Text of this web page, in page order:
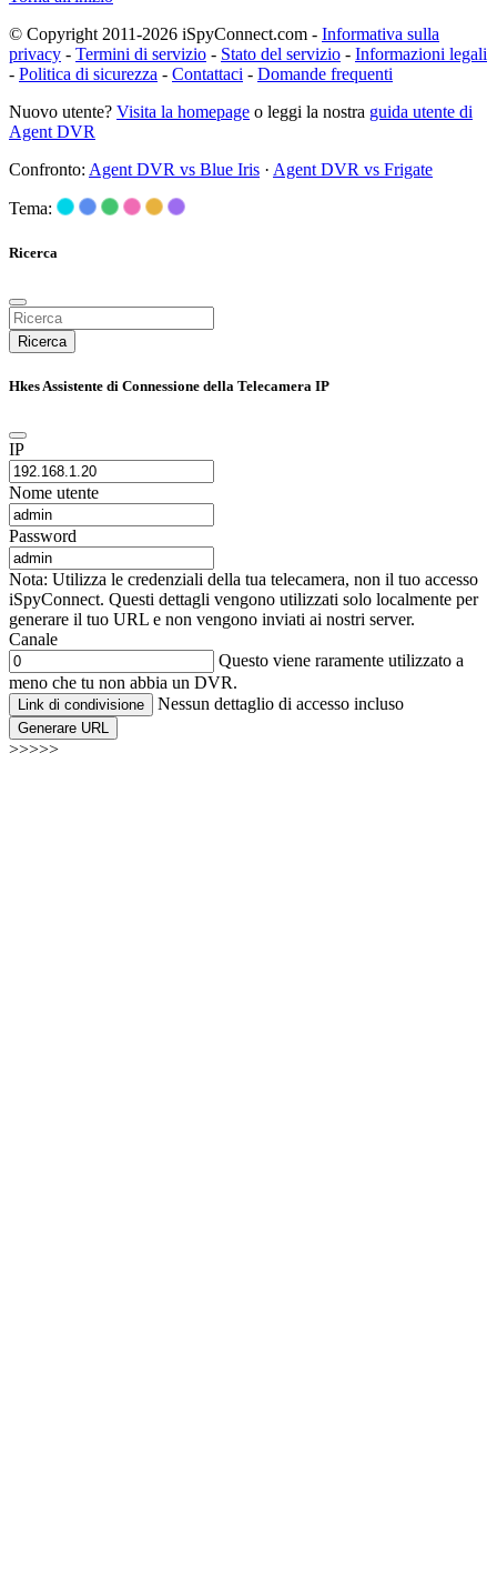
© Copyright 2011-2026 iSpyConnect.com - Informativa sulla
privacy - Termini di servizio - Stato del servizio - Informazioni legali
- Politica di sicurezza - Contattaci - Domande frequenti
Nuovo utente? Visita la homepage o leggi la nostra guida utente di
Agent DVR
Confronto: Agent DVR vs Blue Iris · Agent DVR vs Frigate
Tema:
Ricerca
Ricerca
Hkes Assistente di Connessione della Telecamera IP
IP
Nome utente
Password
Nota: Utilizza le credenziali della tua telecamera, non il tuo accesso
iSpyConnect. Questi dettagli vengono utilizzati solo localmente per
generare il tuo URL e non vengono inviati ai nostri server.
Canale
Questo viene raramente utilizzato a
meno che tu non abbia un DVR.
Link di condivisione Nessun dettaglio di accesso incluso
Generare URL
>>>>>